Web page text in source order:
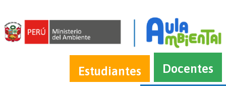
Estudiantes
Docentes